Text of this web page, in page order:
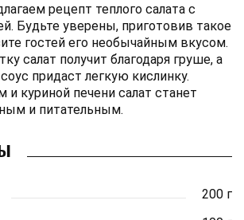
рецепт теплого салата с
Будьте уверены, приготовив такое
гостей его необычайным вкусом.
салат получит благодаря груше, а
придаст легкую кислинку.
и куриной печени салат станет
и питательным.
200 г